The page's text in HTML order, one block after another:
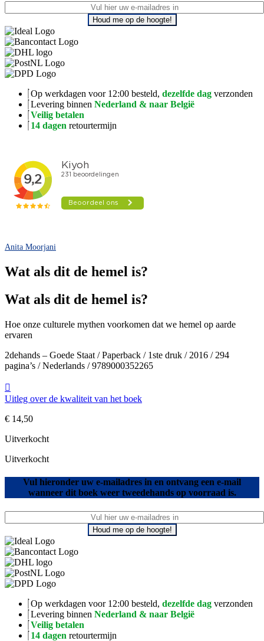
Houd me op de hoogte!
Op werkdagen voor 12:00 besteld, dezelfde dag verzonden
Levering binnen Nederland & naar België
Veilig betalen
14 dagen retourtermijn
Anita Moorjani
Wat als dit de hemel is?
Wat als dit de hemel is?
Hoe onze culturele mythen voorkomen dat we hemel op aarde
ervaren
2dehands – Goede Staat / Paperback / 1ste druk / 2016 / 294
pagina’s / Nederlands / 9789000352265
Uitleg over de kwaliteit van het boek
€ 14,50
Uitverkocht
Uitverkocht
Vul hieronder uw e-mailadres in en ontvang een e-mail
wanneer dit boek weer tweedehands op voorraad is.
Houd me op de hoogte!
Op werkdagen voor 12:00 besteld, dezelfde dag verzonden
Levering binnen Nederland & naar België
Veilig betalen
14 dagen retourtermijn